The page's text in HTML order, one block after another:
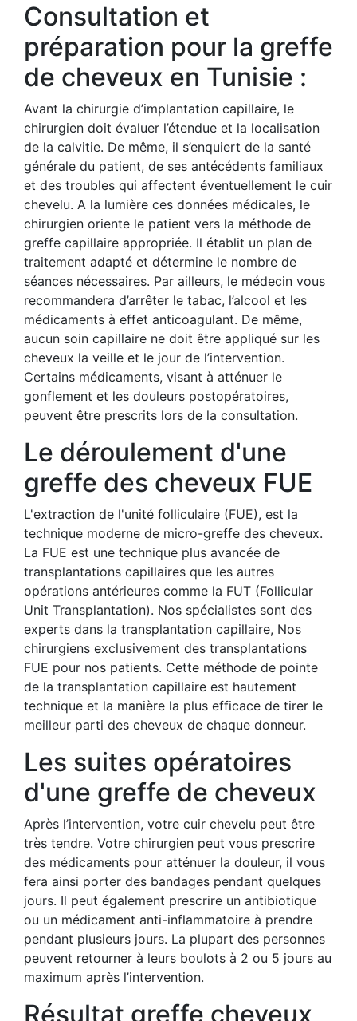
Consultation et
préparation pour la greffe
de cheveux en Tunisie :
Avant la chirurgie d’implantation capillaire, le
chirurgien doit évaluer l’étendue et la localisation
de la calvitie. De même, il s’enquiert de la santé
générale du patient, de ses antécédents familiaux
et des troubles qui affectent éventuellement le cuir
chevelu. A la lumière ces données médicales, le
chirurgien oriente le patient vers la méthode de
greffe capillaire appropriée. Il établit un plan de
traitement adapté et détermine le nombre de
séances nécessaires. Par ailleurs, le médecin vous
recommandera d’arrêter le tabac, l’alcool et les
médicaments à effet anticoagulant. De même,
aucun soin capillaire ne doit être appliqué sur les
cheveux la veille et le jour de l’intervention.
Certains médicaments, visant à atténuer le
gonflement et les douleurs postopératoires,
peuvent être prescrits lors de la consultation.
Le déroulement d'une
greffe des cheveux FUE
L'extraction de l'unité folliculaire (FUE), est la
technique moderne de micro-greffe des cheveux.
La FUE est une technique plus avancée de
transplantations capillaires que les autres
opérations antérieures comme la FUT (Follicular
Unit Transplantation). Nos spécialistes sont des
experts dans la transplantation capillaire, Nos
chirurgiens exclusivement des transplantations
FUE pour nos patients. Cette méthode de pointe
de la transplantation capillaire est hautement
technique et la manière la plus efficace de tirer le
meilleur parti des cheveux de chaque donneur.
Les suites opératoires
d'une greffe de cheveux
Après l’intervention, votre cuir chevelu peut être
très tendre. Votre chirurgien peut vous prescrire
des médicaments pour atténuer la douleur, il vous
fera ainsi porter des bandages pendant quelques
jours. Il peut également prescrire un antibiotique
ou un médicament anti-inflammatoire à prendre
pendant plusieurs jours. La plupart des personnes
peuvent retourner à leurs boulots à 2 ou 5 jours au
maximum après l’intervention.
Résultat greffe cheveux